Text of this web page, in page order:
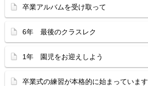
卒業アルバムを受け取って
6年 最後のクラスレク
1年 園児をお迎えしよう
卒業式の練習が本格的に始まっています